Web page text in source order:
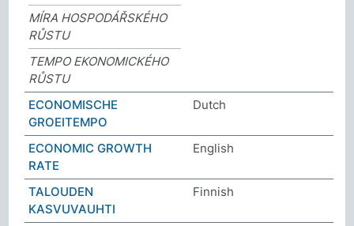
MÍRA HOSPODÁŘSKÉHO
RŮSTU
TEMPO EKONOMICKÉHO
RŮSTU
ECONOMISCHE
GROEITEMPO
Dutch
ECONOMIC GROWTH
RATE
English
TALOUDEN
KASVUVAUHTI
Finnish